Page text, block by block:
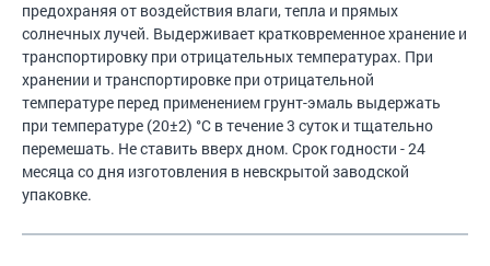
предохраняя от воздействия влаги, тепла и прямых
солнечных лучей. Выдерживает кратковременное хранение и
транспортировку при отрицательных температурах. При
хранении и транспортировке при отрицательной
температуре перед применением грунт-эмаль выдержать
при температуре (20±2) °С в течение 3 суток и тщательно
перемешать. Не ставить вверх дном. Срок годности - 24
месяца со дня изготовления в невскрытой заводской
упаковке.